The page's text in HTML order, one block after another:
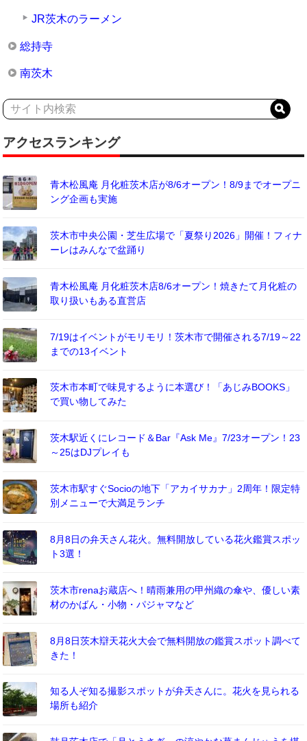
JR茨木のラーメン
総持寺
南茨木
アクセスランキング
青木松風庵 月化粧茨木店が8/6オープン！8/9までオープニ
ング企画も実施
茨木市中央公園・芝生広場で「夏祭り2026」開催！フィナ
ーレはみんなで盆踊り
青木松風庵 月化粧茨木店8/6オープン！焼きたて月化粧の
取り扱いもある直営店
7/19はイベントがモリモリ！茨木市で開催される7/19～22
までの13イベント
茨木市本町で味見するように本選び！「あじみBOOKS」
で買い物してみた
茨木駅近くにレコード＆Bar『Ask Me』7/23オープン！23
～25はDJプレイも
茨木市駅すぐSocioの地下「アカイサカナ」2周年！限定特
別メニューで大満足ランチ
8月8日の弁天さん花火。無料開放している花火鑑賞スポッ
ト3選！
茨木市renaお蔵店へ！晴雨兼用の甲州織の傘や、優しい素
材のかばん・小物・パジャマなど
8月8日茨木辯天花火大会で無料開放の鑑賞スポット調べて
きた！
知る人ぞ知る撮影スポットが弁天さんに。花火を見られる
場所も紹介